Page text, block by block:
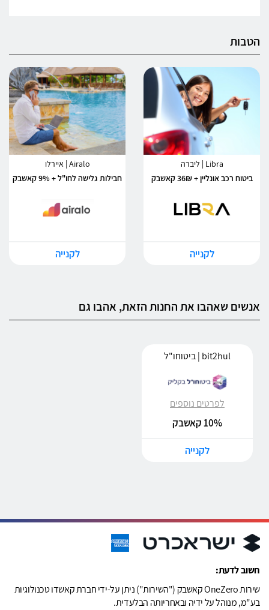
הטבות
Libra | ליברה
ביטוח רכב אונליין + 36₪ קאשבק
לקנייה
Airalo | איירלו
חבילות גלישה לחו"ל + 9% קאשבק
לקנייה
אנשים שאהבו את החנות הזאת, אהבו גם
bit2hul | ביטוחו"ל
לפרטים נוספים
10% קאשבק
לקנייה
חשוב לדעת:
שירות OneZero קאשבק ("השירות") ניתן על-ידי חברת קאשדו טכנולוגיות
בע"מ, מנוהל על ידיה ובאחריותה הבלעדית.